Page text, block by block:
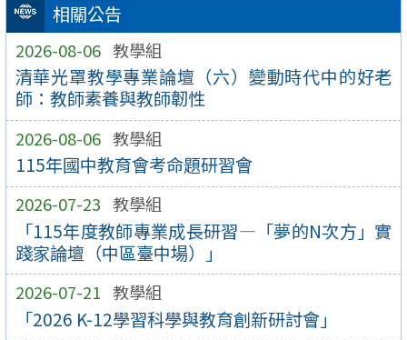
相關公告
2026-08-06 教學組
清華光罩教學專業論壇（六）變動時代中的好老
師：教師素養與教師韌性
2026-08-06 教學組
115年國中教育會考命題研習會
2026-07-23 教學組
「115年度教師專業成長研習—「夢的N次方」實
踐家論壇（中區臺中場）」
2026-07-21 教學組
「2026 K-12學習科學與教育創新研討會」